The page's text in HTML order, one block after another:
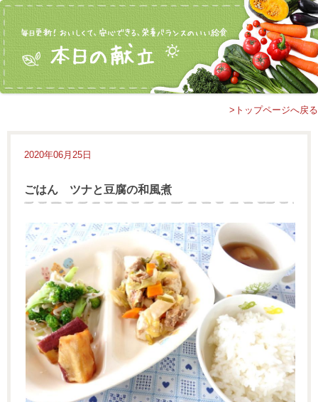
>トップページへ戻る
2020年06月25日
ごはん ツナと豆腐の和風煮